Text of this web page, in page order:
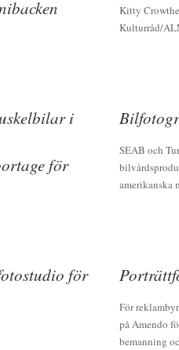
Kitty
Kulturråd/
SEAB och
amerikanska
För
på Amendo
bemanning